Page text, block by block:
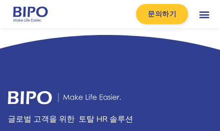
문의하기
글로벌 고객을 위한 토탈 HR 솔루션